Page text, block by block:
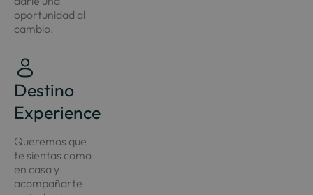
oportunidad al
cambio.
Destino
Experience
Queremos que
te sientas como
en casa y
acompañarte